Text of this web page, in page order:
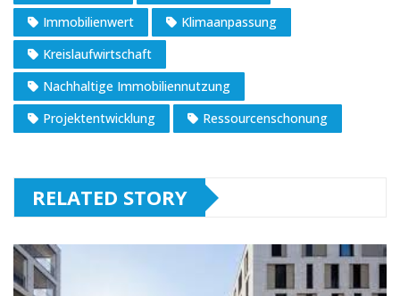
Immobilienwert
Klimaanpassung
Kreislaufwirtschaft
Nachhaltige Immobiliennutzung
Projektentwicklung
Ressourcenschonung
RELATED STORY